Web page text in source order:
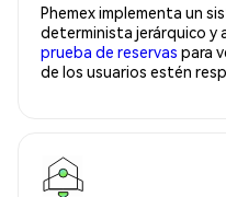
Phemex implementa un
determinista jerárquico y
prueba de reservas para
de los usuarios estén